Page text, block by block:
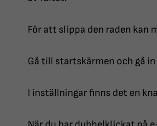
För att slippa den raden kan
Gå till startskärmen och gå
I inställningar finns det en